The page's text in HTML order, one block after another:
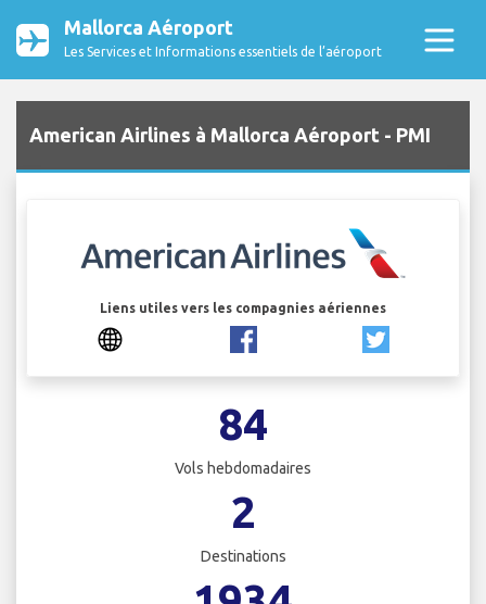
Mallorca Aéroport
Les Services et Informations essentiels de l’aéroport
American Airlines à Mallorca Aéroport - PMI
Liens utiles vers les compagnies aériennes
84
Vols hebdomadaires
2
Destinations